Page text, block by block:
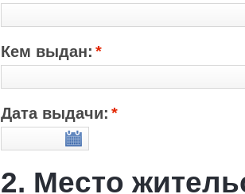
Кем выдан: *
Дата выдачи: *
2. Место